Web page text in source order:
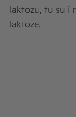
laktozu, tu su i
laktoze.